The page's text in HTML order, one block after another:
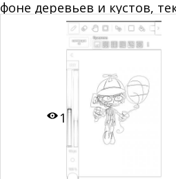
фоне деревьев и кустов,
стихотворения
1